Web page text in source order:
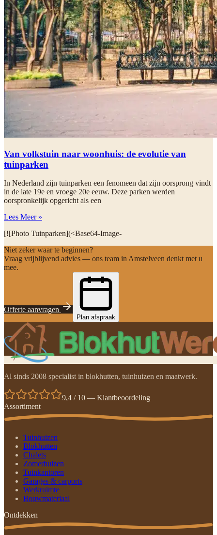
Van volkstuin naar woonhuis: de evolutie van
tuinparken
In Nederland zijn tuinparken een fenomeen dat zijn oorsprong vindt
in de late 19e en vroege 20e eeuw. Deze parken werden
oorspronkelijk opgericht als een
Lees Meer »
[![Photo Tuinparken](<Base64-Image-
Niet zeker waar te beginnen?
Vraag vrijblijvend advies — ons team in Amstelveen denkt met u
mee.
Offerte aanvragen
Plan afspraak
Al sinds 2008 specialist in blokhutten, tuinhuizen en maatwerk.
9,4 / 10 — Klantbeoordeling
Assortiment
Tuinhuizen
Blokhutten
Chalets
Zomerhuizen
Tuinkantoren
Garages & carports
Werkruimte
Bouwmateriaal
Ontdekken